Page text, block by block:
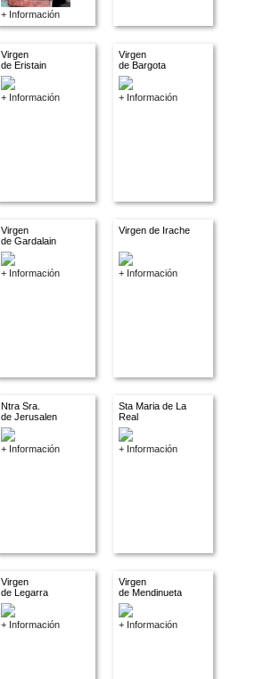
+ Información
Virgen
de Eristain
+ Información
Virgen
de Bargota
+ Información
Virgen
de Gardalain
+ Información
Virgen de Irache
+ Información
Ntra Sra.
de Jerusalen
+ Información
Sta Maria de La
Real
+ Información
Virgen
de Legarra
+ Información
Virgen
de Mendinueta
+ Información